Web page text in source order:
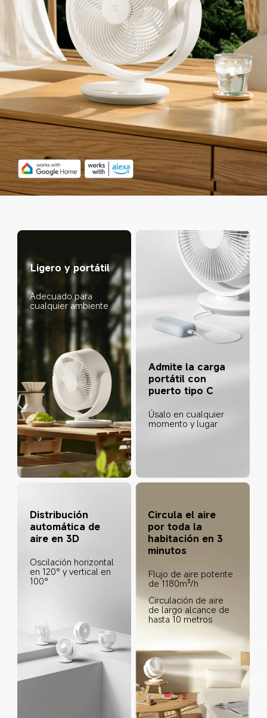
Ligero y portátil
Adecuado para
cualquier ambiente
Admite la carga
portátil con
puerto tipo C
Úsalo en cualquier
momento y lugar
Distribución
automática de
aire en 3D
Oscilación horizontal
en 120° y vertical en
100°
Circula el aire
por toda la
habitación en 3
minutos
Flujo de aire potente
de 1180m³/h
Circulación de aire
de largo alcance de
hasta 10 metros